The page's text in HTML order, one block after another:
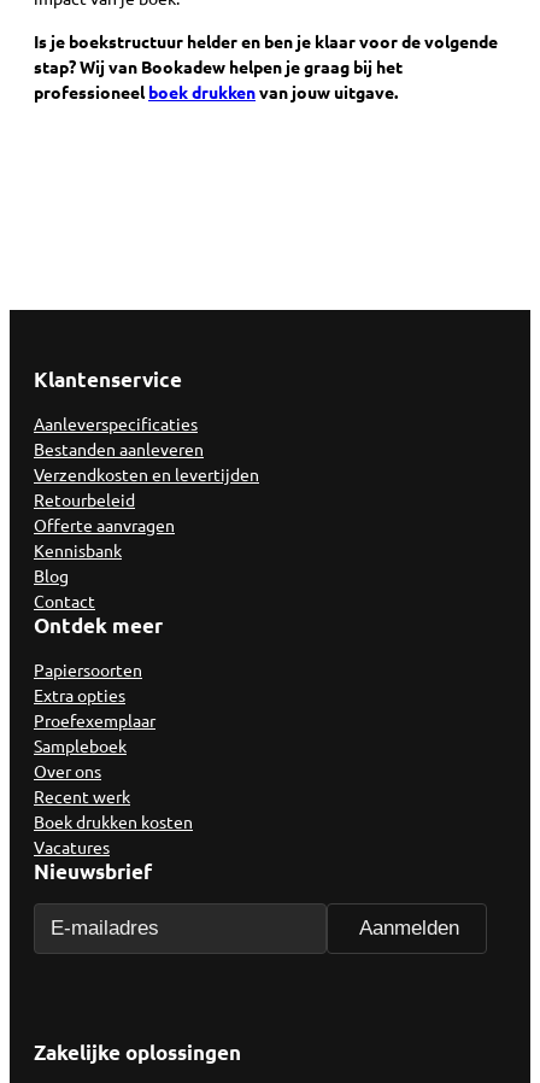
Is je boekstructuur helder en ben je klaar voor de volgende
stap? Wij van Bookadew helpen je graag bij het
professioneelboek drukkenvan jouw uitgave.
Klantenservice
Aanleverspecificaties
Bestanden aanleveren
Verzendkosten en levertijden
Retourbeleid
Offerte aanvragen
Kennisbank
Blog
Contact
Ontdek meer
Papiersoorten
Extra opties
Proefexemplaar
Sampleboek
Over ons
Recent werk
Boek drukken kosten
Vacatures
Nieuwsbrief
Zakelijke oplossingen